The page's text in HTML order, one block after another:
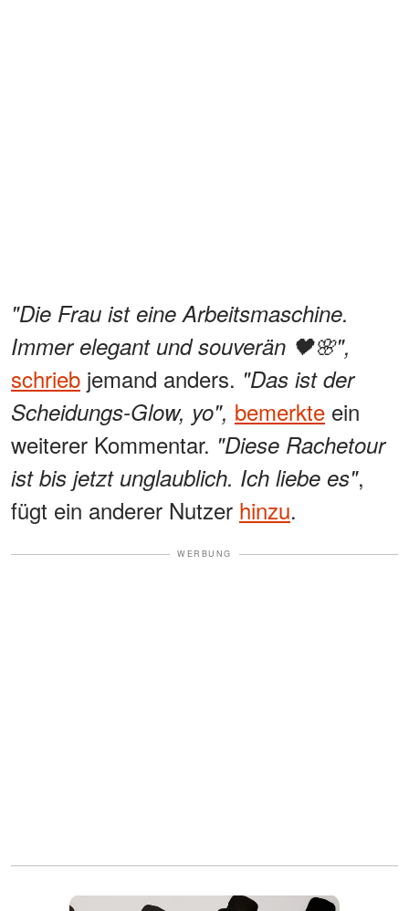
"Die Frau ist eine Arbeitsmaschine.
Immer elegant und souverän 🖤🌸",
schrieb jemand anders. "Das ist der
Scheidungs-Glow, yo", bemerkte ein
weiterer Kommentar. "Diese Rachetour
ist bis jetzt unglaublich. Ich liebe es",
fügt ein anderer Nutzer hinzu.
WERBUNG